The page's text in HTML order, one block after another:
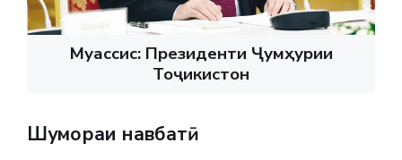
Муассис: Президенти Ҷумҳурии
Тоҷикистон
Шумораи навбатӣ